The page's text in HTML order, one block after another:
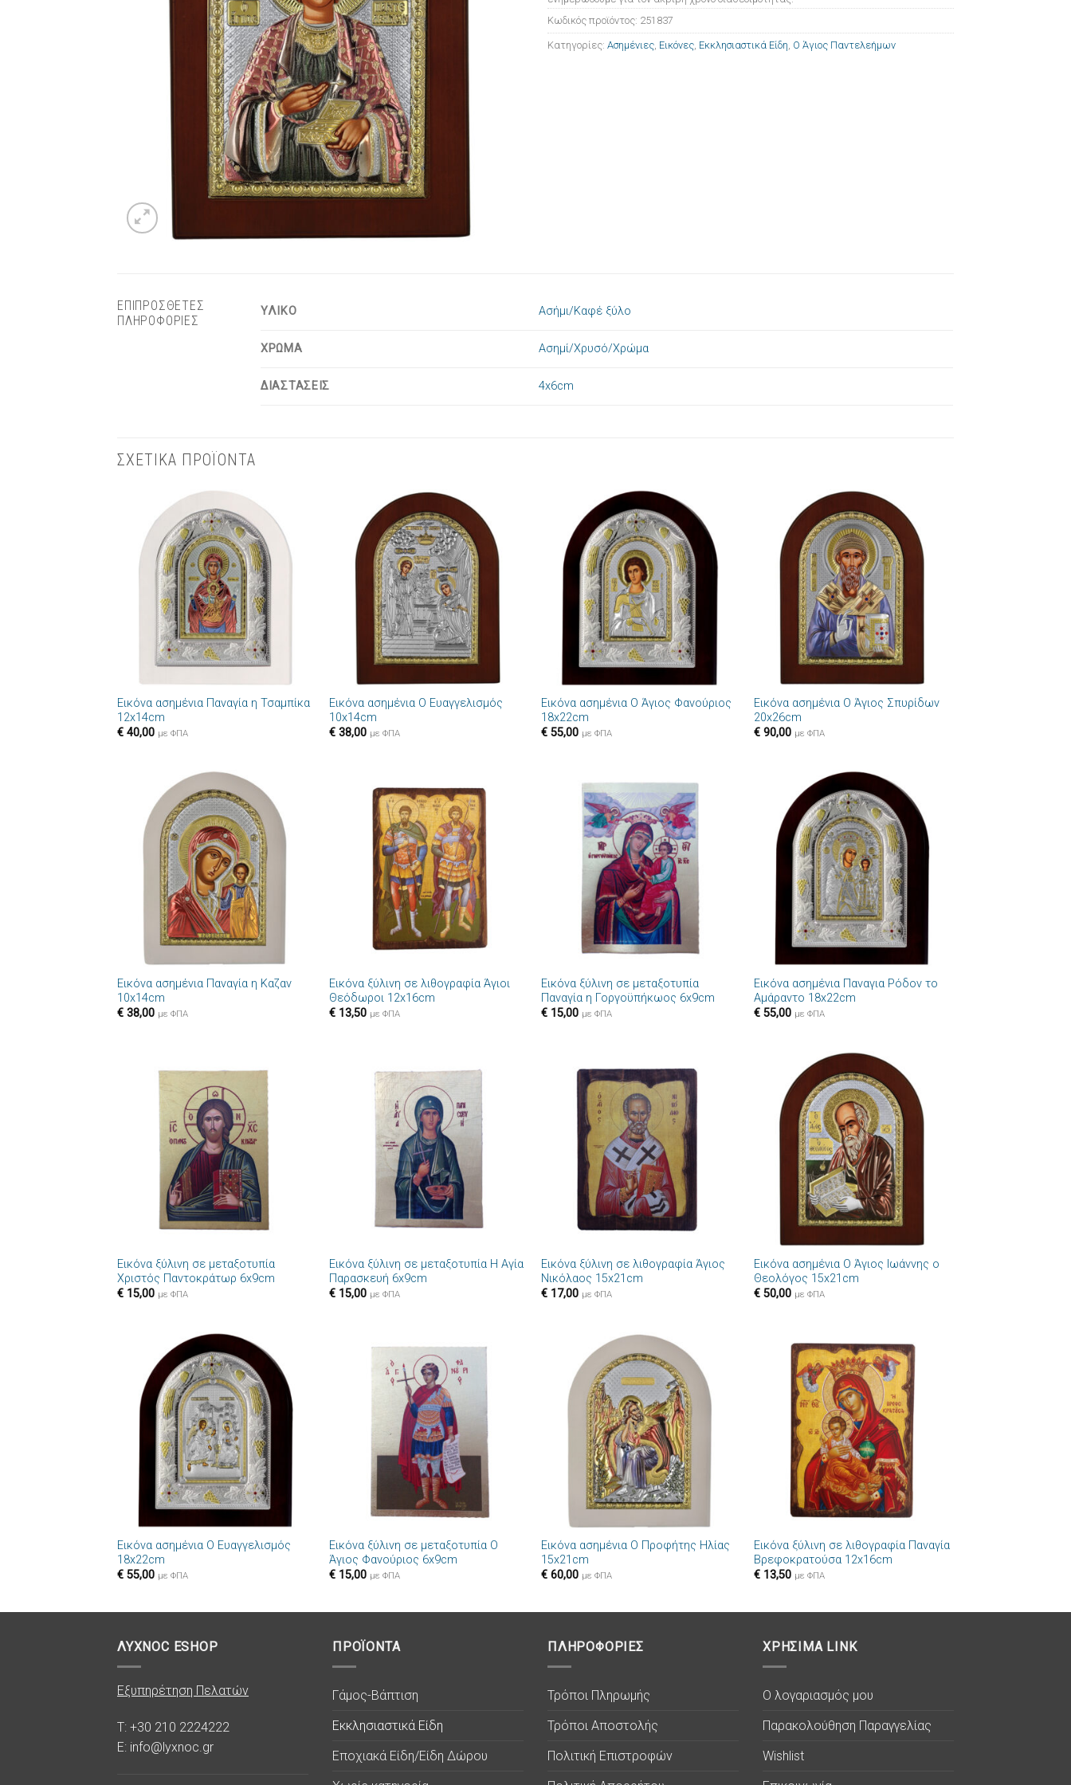
Κωδικός προϊόντος: 251837
Κατηγορίες: Ασημένιες Εικόνες Εκκλησιαστικά Είδη Ο Άγιος Παντελεήμων
ΕΠΙΠΡΟΣΘΕΤΕΣ
ΠΛΗΡΟΦΟΡΙΕΣ
ΥΛΙΚΟ Ασήμι/Καφέ ξύλο
ΧΡΩΜΑ Ασημί/Χρυσό/Χρώμα
ΔΙΑΣΤΑΣΕΙΣ 4x6cm
ΣΧΕΤΙΚΑ ΠΡΟΪΟΝΤΑ
Πρόσθήκη
στην λίστα
επιθυμιών
Εικόνα ασημένια Παναγία η Τσαμπίκα
12x14cm
€40,00 με ΦΠΑ
Πρόσθήκη
στην λίστα
επιθυμιών
Εικόνα ασημένια Ο Ευαγγελισμός
10x14cm
€ 38,00 με ΦΠΑ
Πρόσθήκη
στην λίστα
επιθυμιών
Εικόνα ασημένια Ο Άγιος Φανούριος
18x22cm
€ 55,00 με ΦΠΑ
Πρόσθήκη
στην λίστα
επιθυμιών
Εικόνα ασημένια Ο Άγιος Σπυρίδων
20x26cm
€90,00 με ΦΠΑ
Πρόσθήκη
στην λίστα
επιθυμιών
Εικόνα ασημένια Παναγία η Καζαν
10x14cm
€38,00 με ΦΠΑ
Πρόσθήκη
στην λίστα
επιθυμιών
Εικόνα ξύλινη σε λιθογραφία Άγιοι
Θεόδωροι 12x16cm
€ 13,50 με ΦΠΑ
Πρόσθήκη
στην λίστα
επιθυμιών
Εικόνα ξύλινη σε μεταξοτυπία
Παναγία η Γοργοϋπήκωος 6x9cm
€ 15,00 με ΦΠΑ
Πρόσθήκη
στην λίστα
επιθυμιών
Εικόνα ασημένια Παναγια Ρόδον το
Αμάραντο 18x22cm
€55,00 με ΦΠΑ
Πρόσθήκη
στην λίστα
Εικόνα ξύλινη σε μεταξοτυπία
Χριστός Παντοκράτωρ 6x9cm
€15,00 με ΦΠΑ
επιθυμιών
Εικόνα ξύλινη σε μεταξοτυπία Η Αγία
Παρασκευή 6x9cm
€ 15,00 με ΦΠΑ
Πρόσθήκη
στην λίστα
επιθυμιών
Εικόνα ξύλινη σε λιθογραφία Άγιος
Νικόλαος 15x21cm
€ 17,00 με ΦΠΑ
Πρόσθήκη
στην λίστα
επιθυμιών
Εικόνα ασημένια Ο Άγιος Ιωάννης ο
Θεολόγος 15x21cm
€50,00 με ΦΠΑ
Πρόσθήκη
στην λίστα
επιθυμιών
Εικόνα ασημένια Ο Ευαγγελισμός
18x22cm
€55,00 με ΦΠΑ
Εικόνα ξύλινη σε μεταξοτυπία Ο
Άγιος Φανούριος 6x9cm
€ 15,00 με ΦΠΑ
Πρόσθήκη
στην λίστα
επιθυμιών
Εικόνα ασημένια Ο Προφήτης Ηλίας
15x21cm
€ 60,00 με ΦΠΑ
Πρόσθήκη
στην λίστα
επιθυμιών
Εικόνα ξύλινη σε λιθογραφία Παναγία
Βρεφοκρατούσα 12x16cm
€13,50 με ΦΠΑ
ΛΥΧΝΟC ESHOP
Εξυπηρέτηση Πελατών
T: +30 210 2224222
E: info@lyxnoc.gr
ΠΡΟΪΟΝΤΑ
Γάμος-Βάπτιση
Εκκλησιαστικά Είδη
Εποχιακά Είδη/Είδη Δώρου
ΠΛΗΡΟΦΟΡΙΕΣ
Τρόποι Πληρωμής
Τρόποι Αποστολής
Πολιτική Επιστροφών
ΧΡΗΣΙΜΑ LINK
Ο λογαριασμός μου
Παρακολούθηση Παραγγελίας
Wishlist